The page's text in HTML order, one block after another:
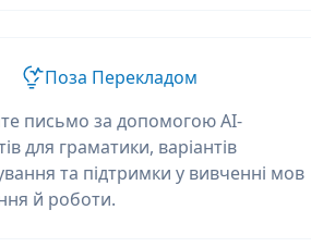
Поза Перекладом
письмо за допомогою AI-
для граматики, варіантів
та підтримки у вивченні мов
й роботи.